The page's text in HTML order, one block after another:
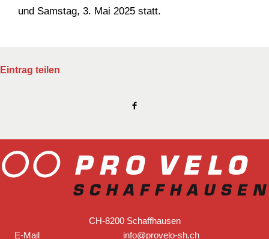
und Samstag, 3. Mai 2025 statt.
Eintrag teilen
CH-8200 Schaffhausen
E-Mail
info@provelo-sh.ch